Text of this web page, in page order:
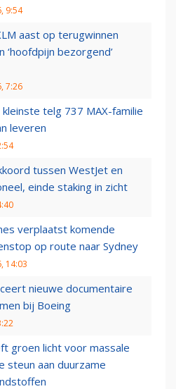
9:54
aast op terugwinnen
‘hoofdpijn bezorgend’
7:26
telg 737 MAX-familie
leveren
tussen WestJet en
einde staking in zicht
verplaatst komende
op route naar Sydney
14:03
nieuwe documentaire
bij Boeing
groen licht voor massale
steun aan duurzame